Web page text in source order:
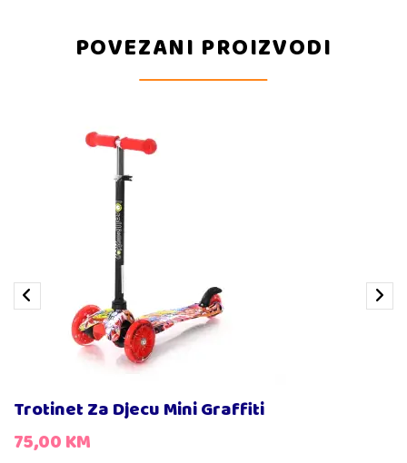
POVEZANI PROIZVODI
Trotinet Za Djecu Mini Graffiti
75,00KM